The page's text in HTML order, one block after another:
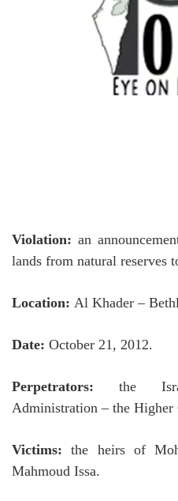
Violation: an
lands from natural reserves
Location: Al Khader –
Date: October 21, 2012.
Perpetrators: the
Administration – the
Victims:the heirs of
Mahmoud Issa.